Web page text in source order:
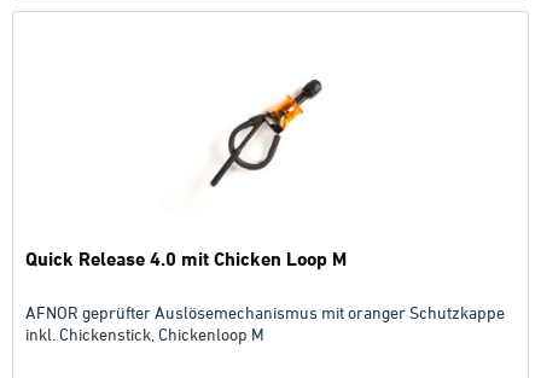
Quick Release 4.0 mit Chicken Loop M
AFNOR geprüfter Auslösemechanismus mit oranger Schutzkappe
inkl. Chickenstick, Chickenloop M